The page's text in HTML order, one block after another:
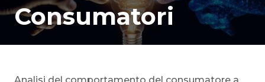
Consumatori